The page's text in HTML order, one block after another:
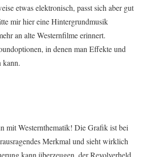
etwas elektronisch, passt sich aber gut
mir hier eine Hintergrundmusik
an alte Westernfilme erinnert.
in denen man Effekte und
kann.
mit Westernthematik! Die Grafik ist bei
Merkmal und sieht wirklich
kann überzeugen, der Revolverheld